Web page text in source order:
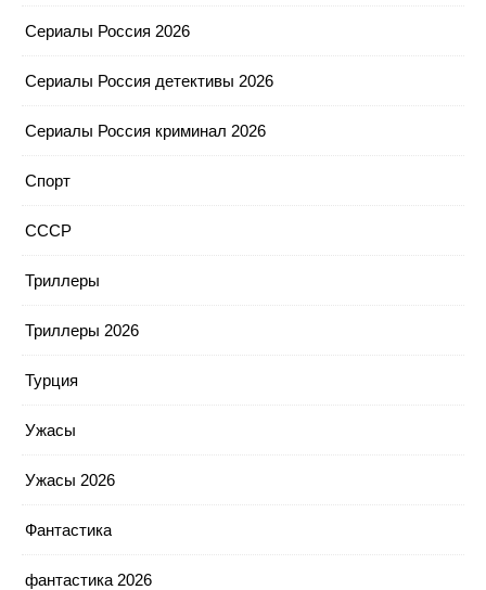
Сериалы Россия 2026
Сериалы Россия детективы 2026
Сериалы Россия криминал 2026
Спорт
СССР
Триллеры
Триллеры 2026
Турция
Ужасы
Ужасы 2026
Фантастика
фантастика 2026